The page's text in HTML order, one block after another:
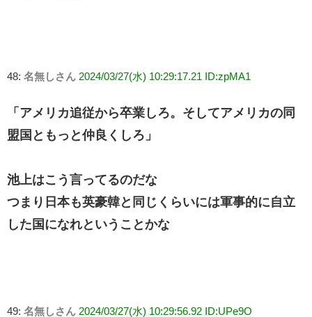
48: 名無しさん 2024/03/27(水) 10:29:17.21 ID:zpMA1
「アメリカ追従から卒業しろ。そしてアメリカの同
盟国ともっと仲良くしろ」
池上はこう言ってるのだな
つまり日本も英豪韓と同じくらいには軍事的に自立
した国になれということかな
49: 名無しさん 2024/03/27(水) 10:29:56.92 ID:UPe9O